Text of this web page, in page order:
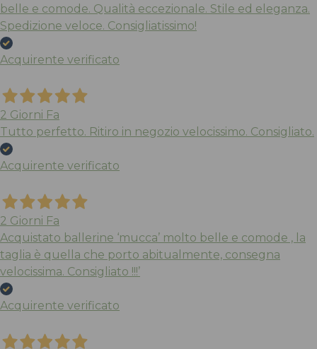
belle e comode. Qualità eccezionale. Stile ed eleganza.
Spedizione veloce. Consigliatissimo!
Acquirente verificato
2 Giorni Fa
Tutto perfetto. Ritiro in negozio velocissimo. Consigliato.
Acquirente verificato
2 Giorni Fa
Acquistato ballerine ‘mucca’ molto belle e comode , la
taglia è quella che porto abitualmente, consegna
velocissima. Consigliato !!!’
Acquirente verificato